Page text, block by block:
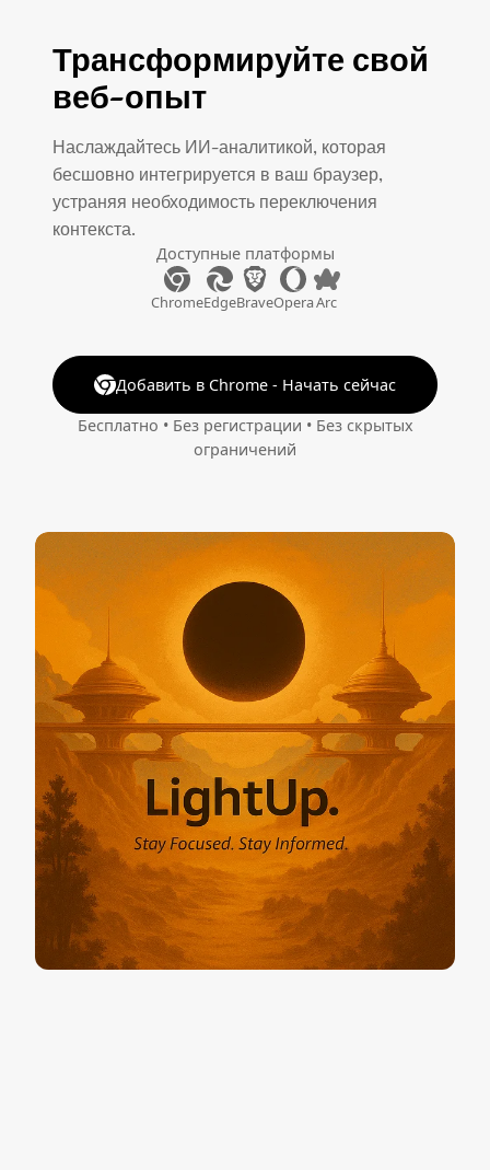
Трансформируйте свой
веб-опыт
Наслаждайтесь ИИ-аналитикой, которая
бесшовно интегрируется в ваш браузер,
устраняя необходимость переключения
контекста.
Доступные платформы
ChromeEdgeBraveOperaArc
Добавить в Chrome - Начать сейчас
Бесплатно • Без регистрации • Без скрытых
ограничений